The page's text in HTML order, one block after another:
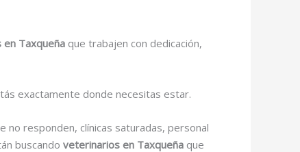
Taxqueña que trabajen con dedicación,
exactamente donde necesitas estar.
responden, clínicas saturadas, personal
buscando veterinarios en Taxqueña que